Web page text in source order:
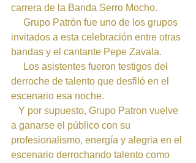
carrera de la Banda Serro Mocho.
invitados a esta celebración entre otras
bandas y el cantante Pepe Zavala.
derroche de talento que desfiló en el
escenario esa noche.
a ganarse el público con su
profesionalismo, energía y alegria en el
escenario derrochando talento como